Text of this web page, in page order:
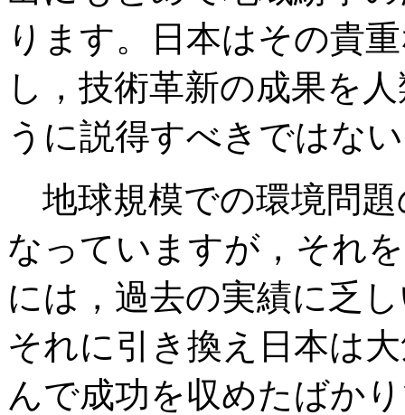
ります。日本はその貴
し，技術革新の成果を
うに説得すべきではな
地球規模での環境問題
なっていますが，それ
には，過去の実績に乏
それに引き換え日本は
んで成功を収めたばか